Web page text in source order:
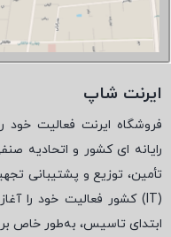
ایرنت شاپ
فروشگاه ایرنت فعالیت خود
رایانه ای کشور و اتحادیه
تأمین، توزیع و پشتیبانی
(
IT) کشور فعالیت خود را
ابتدای تاسیس، به‌طور خاص